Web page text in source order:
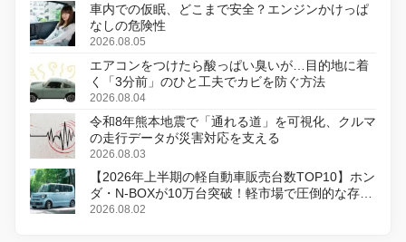
車内での仮眠、どこまで安全？エンジンかけっぱ
なしの危険性
2026.08.05
エアコンをつけたら酸っぱい臭いが…目的地に着
く「3分前」のひと工夫でカビを防ぐ方法
2026.08.04
令和8年熊本地震で「通れる道」を可視化、クルマ
の走行データが災害対応を支える
2026.08.03
【2026年上半期の軽自動車販売台数TOP10】ホン
ダ・N-BOXが10万台突破！軽市場で圧倒的な存在
感
2026.08.02